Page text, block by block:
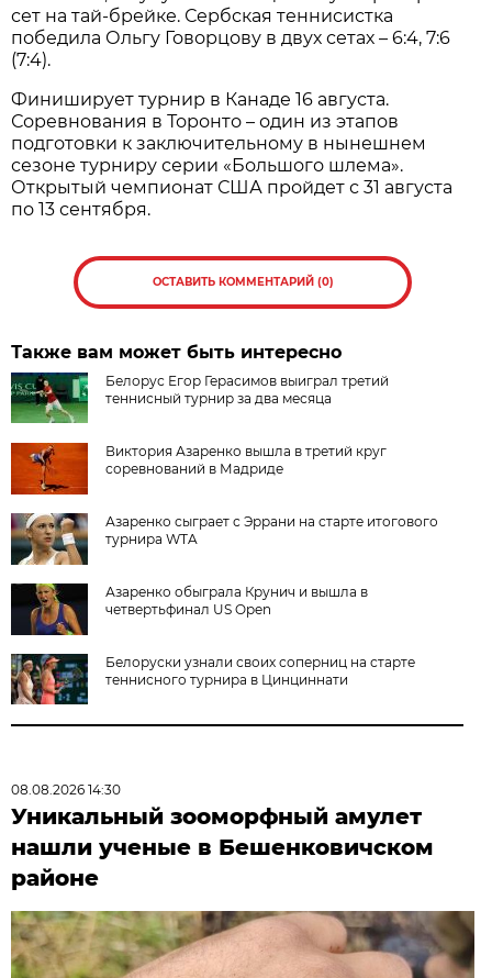
сет на тай-брейке. Сербская теннисистка
победила Ольгу Говорцову в двух сетах – 6:4, 7:6
(7:4).
Финиширует турнир в Канаде 16 августа.
Соревнования в Торонто – один из этапов
подготовки к заключительному в нынешнем
сезоне турниру серии «Большого шлема».
Открытый чемпионат США пройдет с 31 августа
по 13 сентября.
ОСТАВИТЬ КОММЕНТАРИЙ (0)
Также вам может быть интересно
Белорус Егор Герасимов выиграл третий
теннисный турнир за два месяца
Виктория Азаренко вышла в третий круг
соревнований в Мадриде
Азаренко сыграет с Эррани на старте итогового
турнира WTA
Азаренко обыграла Крунич и вышла в
четвертьфинал US Open
Белоруски узнали своих соперниц на старте
теннисного турнира в Цинциннати
08.08.2026 14:30
Уникальный зооморфный амулет
нашли ученые в Бешенковичском
районе